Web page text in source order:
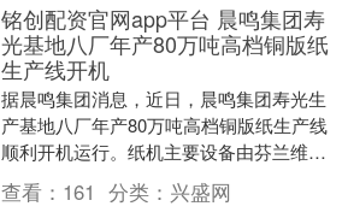
铭创配资官网app平台 晨鸣集团寿
光基地八厂年产80万吨高档铜版纸
生产线开机
据晨鸣集团消息，近日，晨鸣集团寿光生
产基地八厂年产80万吨高档铜版纸生产线
顺利开机运行。纸机主要设备由芬兰维美
德、德国福伊特等公司提供，为世界上纸
幅最宽、车速最....
查看： 161 分类： 兴盛网